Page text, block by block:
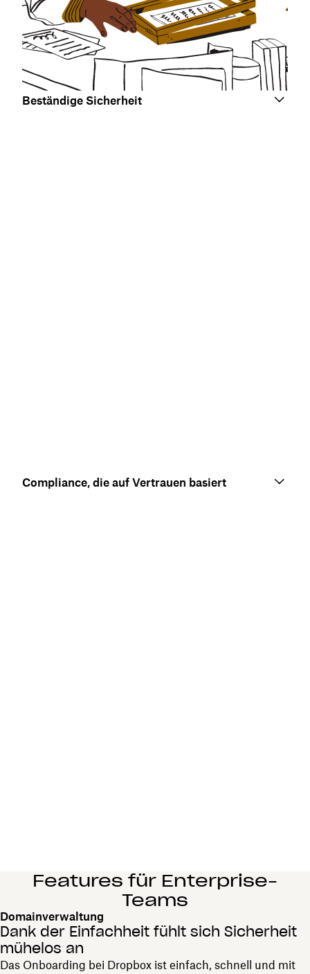
Beständige Sicherheit
Compliance, die auf Vertrauen basiert
Features für Enterprise-
Teams
Domainverwaltung
Dank der Einfachheit fühlt sich Sicherheit
mühelos an
Das Onboarding bei Dropbox ist einfach, schnell und mit